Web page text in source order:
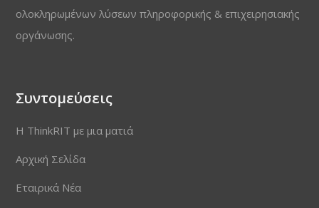
ολοκληρωμένων λύσεων πληροφορικής & επιχειρησιακής
οργάνωσης.
Συντομεύσεις
Η ThinkRIT με μια ματιά
Αρχική Σελίδα
Εταιρικά Νέα